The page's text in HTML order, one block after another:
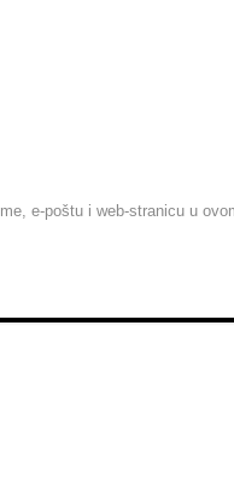
e-poštu i web-stranicu u